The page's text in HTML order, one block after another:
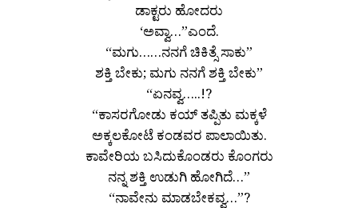
ಡಾಕ್ಟರು ಹೋದರು
‘ಅವ್ವಾ…”ಎಂದೆ.
“ಮಗು……ನನಗೆ ಚಿಕಿತ್ಸೆ ಸಾಕು”
ಶಕ್ತಿ ಬೇಕು; ಮಗು ನನಗೆ ಶಕ್ತಿ ಬೇಕು”
“ಏನವ್ವ…..!?
“ಕಾಸರಗೋಡು ಕಯ್ ತಪ್ಪಿತು ಮಕ್ಕಳೆ
ಅಕ್ಕಲಕೋಟೆ ಕಂಡವರ ಪಾಲಾಯಿತು.
ಕಾವೇರಿಯ ಬಸಿದುಕೊಂಡರು ಕೊಂಗರು
ನನ್ನ ಶಕ್ತಿ ಉಡುಗಿ ಹೋಗಿದೆ…”
“ನಾವೇನು ಮಾಡಬೇಕವ್ವ…”?